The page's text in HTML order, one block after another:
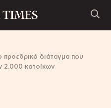
προεδρικό διάταγμα που
2.000 κατοίκων